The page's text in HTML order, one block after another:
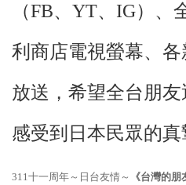
（FB、YT、IG）、
利商店電視螢幕、
放送，希望全台朋
感受到日本民眾的真
311十一周年～日台友情～ 《台灣的朋